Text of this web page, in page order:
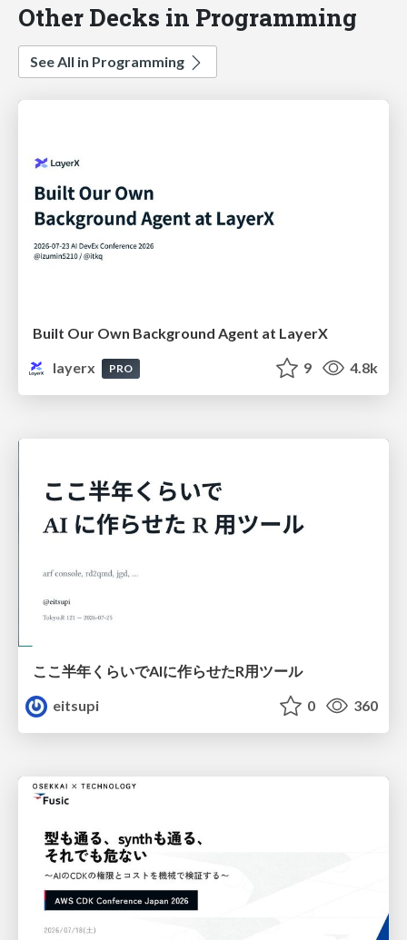
Other Decks in Programming
See All in Programming
Built Our Own Background Agent at LayerX
layerx
PRO 9 4.8k
ここ半年くらいでAIに作らせたR用ツール
eitsupi
0 360